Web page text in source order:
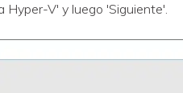
Hyper-V' y luego 'Siguiente'.